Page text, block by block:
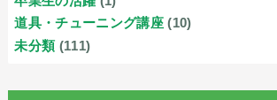
道具・チューニング講座 (10)
未分類 (111)